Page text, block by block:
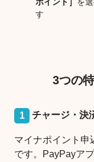
す
3つの
1 チャージ・決
マイナポイント申
です。PayPayア